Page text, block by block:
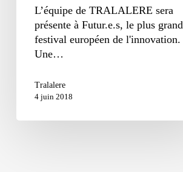
L’équipe de TRALALERE sera
présente à Futur.e.s, le plus grand
festival européen de l'innovation.
Une…
Tralalere
4 juin 2018